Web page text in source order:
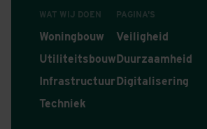
WAT WIJ DOEN
Woningbouw
Utiliteitsbouw
Infrastructuur
Techniek
PAGINA'S
Veiligheid
Duurzaamheid
Digitalisering